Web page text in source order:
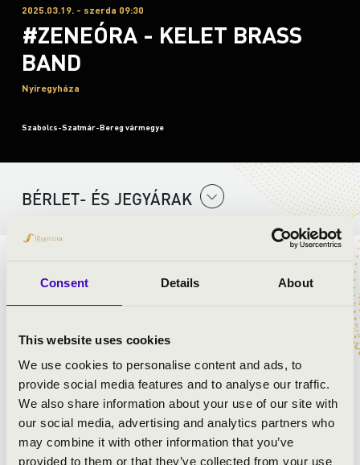
Consent Details About
This website uses cookies
We use cookies to personalise content and ads, to
provide social media features and to analyse our traffic.
We also share information about your use of our site with
our social media, advertising and analytics partners who
may combine it with other information that you’ve
provided to them or that they’ve collected from your use
2025.03.19. - szerda 09:30
#ZENEÓRA - KELET BRASS
BAND
Nyíregyháza
Szabolcs-Szatmár-Bereg vármegye
BÉRLET- ÉS JEGYÁRAK
Kelet Brass Band
Bócz István- trombita, piccolo trombita
Molnár Ábel- szaxofon
Durkó János- harsona
Rónaszegi Miklós Pál- harsona
Lengyel Csaba- tuba
Leveleki Mihály - dobszerelés